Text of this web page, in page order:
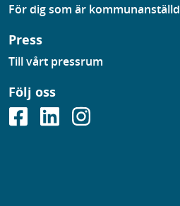
För dig som är kommunanställd
Press
Till vårt pressrum
Följ oss